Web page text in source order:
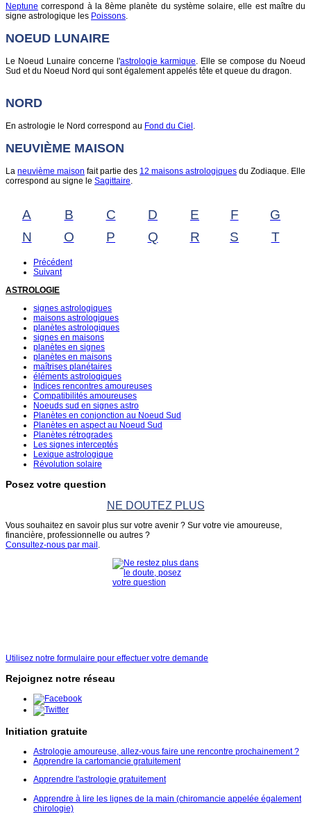
Neptune correspond à la 8ème planète du système solaire, elle est maître du
signe astrologique les Poissons.
NOEUD LUNAIRE
Le Noeud Lunaire concerne l'astrologie karmique . Elle se compose du Noeud
Sud et du Noeud Nord qui sont également appelés tête et queue du dragon.
NORD
En astrologie le Nord correspond au Fond du Ciel
NEUVIÈME MAISON
La neuvième maison fait partie des 12 maisons astrologiques du Zodiaque. Elle
correspond au signe le Sagittaire
A B C D E F
G
N
O P Q R S T
Précédent
Suivant
ASTROLOGIE
signes astrologiques
maisons astrologiques
planètes astrologiques
signes en maisons
planètes en signes
planètes en maisons
maîtrises planétaires
éléments astrologiques
Indices rencontres amoureuses
Compatibilités amoureuses
Noeuds sud en signes astro
Planètes en conjonction au Noeud Sud
Planètes en aspect au Noeud Sud
Planètes rétrogrades
Les signes interceptés
Lexique astrologique
Révolution solaire
Posez votre question
NE DOUTEZ PLUS
Vous souhaitez en savoir plus sur votre avenir ? Sur votre vie amoureuse,
financière, professionnelle ou autres ?
Consultez-nous par mail
Utilisez notre formulaire pour effectuer votre demande
Rejoignez notre réseau
Initiation gratuite
Astrologie amoureuse, allez-vous faire une rencontre prochainement ?
Apprendre la cartomancie gratuitement
Apprendre l'astrologie gratuitement
Apprendre à lire les lignes de la main (chiromancie appelée également
chirologie)